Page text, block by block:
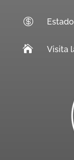

 Visita